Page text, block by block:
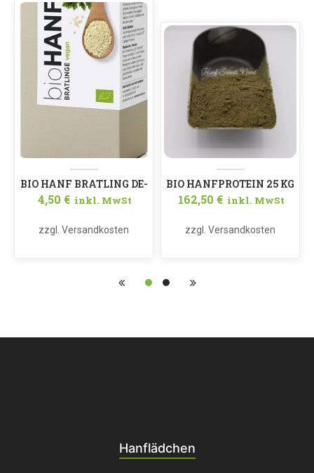
zzgl. Versandkosten
BIO HANF BRATLING DE-
ÖKO-034
4,50 € inkl. MwSt
zzgl. Versandkosten
BIO HANFPROTEIN 25 KG
DE-ÖKO-034 41,2 %
PROTEIN
162,50 € inkl. MwSt
Hanflädchen